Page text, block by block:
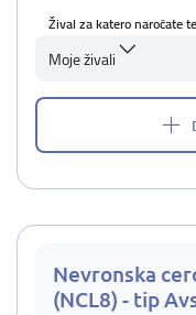
Žival za katero naročate
Moje živali
Nevronska
(NCL8) - tip